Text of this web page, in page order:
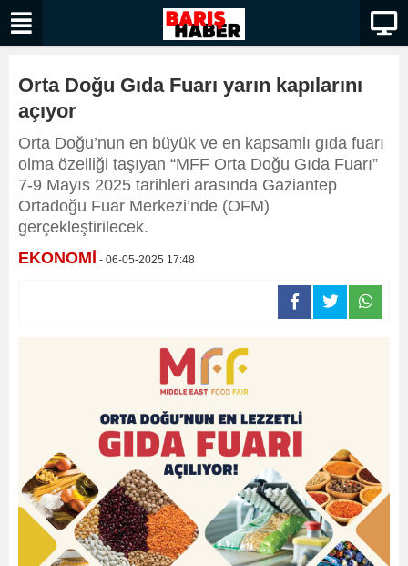
Orta Doğu Gıda Fuarı yarın kapılarını
açıyor
Orta Doğu’nun en büyük ve en kapsamlı gıda fuarı
olma özelliği taşıyan “MFF Orta Doğu Gıda Fuarı”
7-9 Mayıs 2025 tarihleri arasında Gaziantep
Ortadoğu Fuar Merkezi’nde (OFM)
gerçekleştirilecek.
EKONOMİ - 06-05-2025 17:48